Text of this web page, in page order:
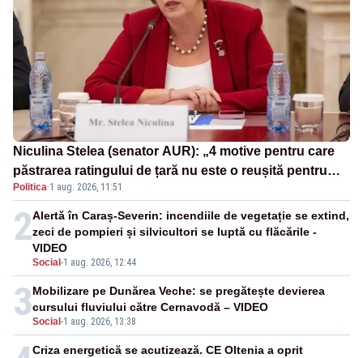
Niculina Stelea (senator AUR): „4 motive pentru care
păstrarea ratingului de țară nu este o reușită pentru
Guvernul Bolojan”
Politica·1 aug. 2026, 11:51
2
Social -1 aug. 2026, 12:44
Alertă în Caraș-Severin: incendiile de vegetație se extind,
zeci de pompieri și silvicultori se luptă cu flăcările -
VIDEO
3Social -1 aug. 2026, 13:38
Mobilizare pe Dunărea Veche: se pregătește devierea
cursului fluviului către Cernavodă – VIDEO
Criza energetică se acutizează. CE Oltenia a oprit